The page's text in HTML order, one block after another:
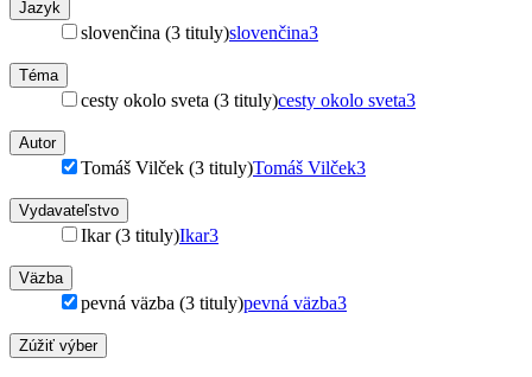
Jazyk
slovenčina (3 tituly)slovenčina3
Téma
cesty okolo sveta (3 tituly)cesty okolo sveta3
Autor
Tomáš Vilček (3 tituly)Tomáš Vilček3
Vydavateľstvo
Ikar (3 tituly)Ikar3
Väzba
pevná väzba (3 tituly)pevná väzba3
Zúžiť výber